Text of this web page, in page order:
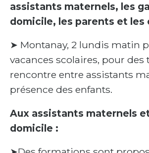
assistants maternels, les
domicile, les parents et les
➤ Montanay, 2 lundis matin
vacances scolaires, pour des
rencontre entre assistants
présence des enfants.
Aux assistants maternels
domicile :